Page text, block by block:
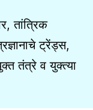
तांत्रिक
ट्रेंड्स,
तंत्रे व युक्त्या